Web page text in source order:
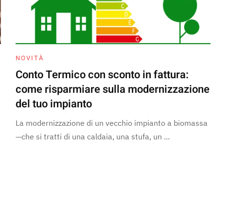
NOVITÀ
Conto Termico con sconto in fattura:
come risparmiare sulla modernizzazione
del tuo impianto
La modernizzazione di un vecchio impianto a biomassa
—che si tratti di una caldaia, una stufa, un ...